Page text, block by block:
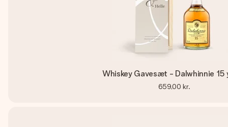
Whiskey Gavesæt - Dalwhinnie 15
659,00 kr.